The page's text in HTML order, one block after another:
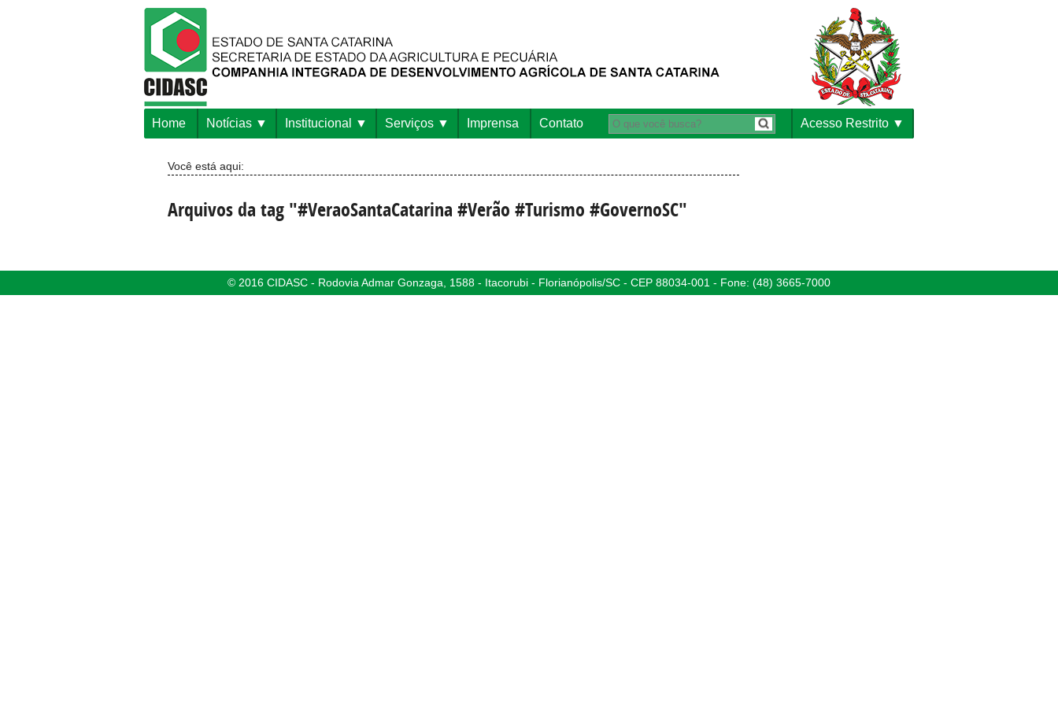
Home Notícias Institucional Serviços Imprensa Contato Acesso Restrito
Você está aqui:
Arquivos da tag "#VeraoSantaCatarina #Verão #Turismo #GovernoSC"
© 2016 CIDASC - Rodovia Admar Gonzaga, 1588 - Itacorubi - Florianópolis/SC - CEP 88034-001 - Fone: (48) 3665-7000